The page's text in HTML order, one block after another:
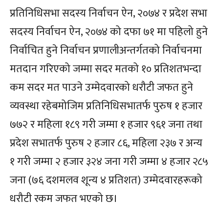
प्रतिनिधिसभा सदस्य निर्वाचन ऐन, २०७४ र प्रदेश सभा
सदस्य निर्वाचन ऐन, २०७४ को दफा ७१ मा पहिलो हुने
निर्वाचित हुने निर्वाचन प्रणालीअन्तर्गतको निर्वाचनमा
मतदान गरिएको जम्मा सदर मतको १० प्रतिशतभन्दा
कम सदर मत पाउने उम्मेदवारको धरौटी जफत हुने
व्यवस्था रहेबमोजिम प्रतिनिधिसभातर्फ पुरुष १ हजार
७७२ र महिला १८९ गरी जम्मा १ हजार ९६१ जना तथा
प्रदेश सभातर्फ पुरुष २ हजार ८६, महिला २३७ र अन्य
१ गरी जम्मा २ हजार ३२४ जना गरी जम्मा ४ हजार २८५
जना (७६ दशमलव शून्य ४ प्रतिशत) उम्मेदवारहरूको
धरौटी रकम जफत भएको छ।